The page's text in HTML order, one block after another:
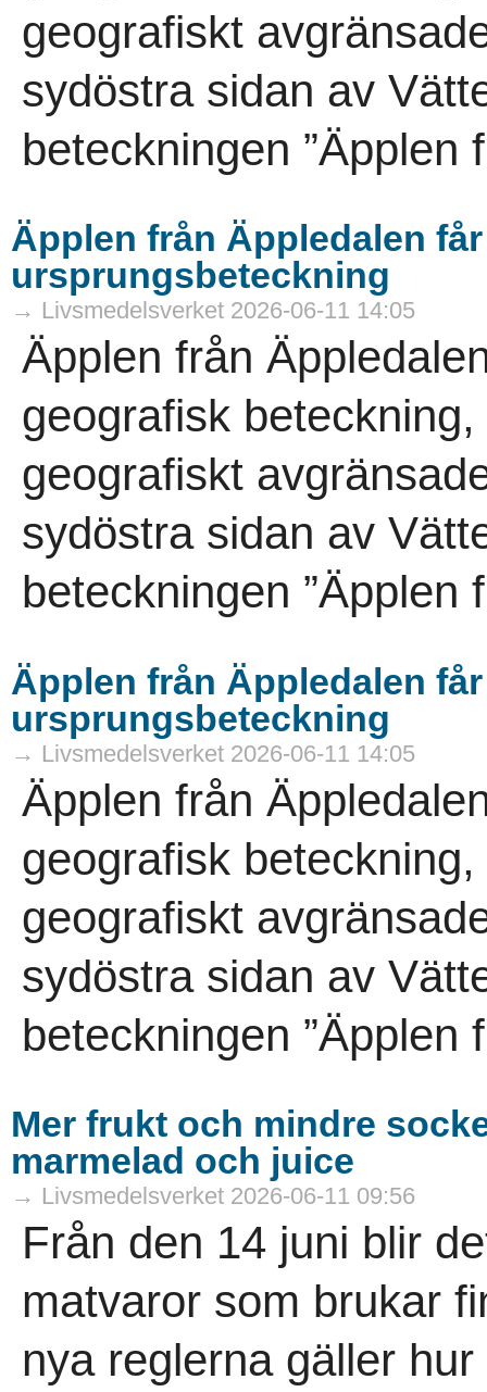
geografiskt
sydöstra sidan av
beteckningen ”Äpplen
Äpplen från Äppledalen
ursprungsbeteckning
→ Livsmedelsverket 2026-06-11 14:05
Äpplen från
geografisk
geografiskt
sydöstra sidan av
beteckningen ”Äpplen
Äpplen från Äppledalen
ursprungsbeteckning
→ Livsmedelsverket 2026-06-11 14:05
Äpplen från
geografisk
geografiskt
sydöstra sidan av
beteckningen ”Äpplen
Mer frukt och mindre
marmelad och juice
→ Livsmedelsverket 2026-06-11 09:56
Från den 14 juni blir
matvaror som brukar
nya reglerna gäller